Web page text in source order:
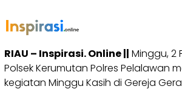
RIAU – Inspirasi. Online || Minggu, 2
Polsek Kerumutan Polres Pelalawan
kegiatan Minggu Kasih di Gereja